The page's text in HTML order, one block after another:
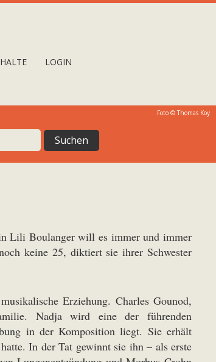
LOGIN
Foto © Thomas Koy
Lili Boulanger will es immer und immer
keine 25, diktiert sie ihrer Schwester
Erziehung. Charles Gounod,
Nadja wird eine der führenden
in der Komposition liegt. Sie erhält
In der Tat gewinnt sie ihn – als erste